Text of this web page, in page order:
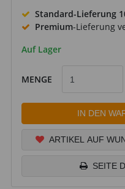
Standard-Lieferung
Premium-Lieferung
Auf Lager
MENGE
IN DEN
ARTIKEL AUF
SEITE